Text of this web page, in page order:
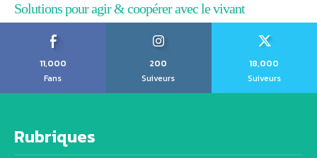
Solutions pour agir & coopérer avec le vivant
11,000
Fans
200
Suiveurs
18,000
Suiveurs
Rubriques